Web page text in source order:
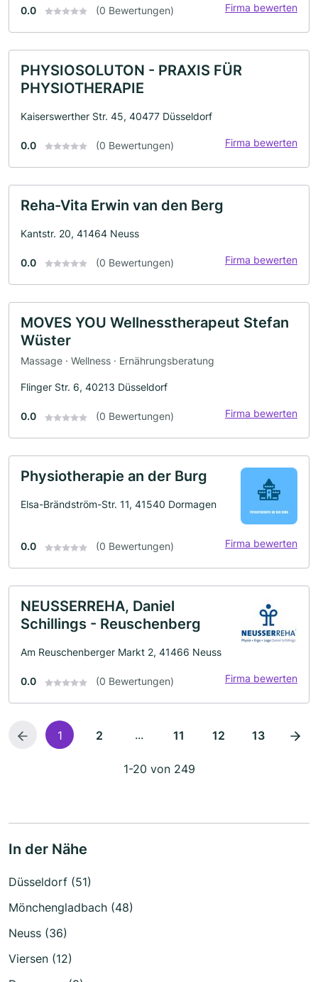
0.0 (0 Bewertungen) Firma bewerten
PHYSIOSOLUTON - PRAXIS FÜR
PHYSIOTHERAPIE
Kaiserswerther Str. 45, 40477 Düsseldorf
0.0 (0 Bewertungen) Firma bewerten
Reha-Vita Erwin van den Berg
Kantstr. 20, 41464 Neuss
0.0 (0 Bewertungen) Firma bewerten
MOVES YOU Wellnesstherapeut Stefan
Wüster
Massage · Wellness · Ernährungsberatung
Flinger Str. 6, 40213 Düsseldorf
0.0 (0 Bewertungen) Firma bewerten
Physiotherapie an der Burg
Elsa-Brändström-Str. 11, 41540 Dormagen
0.0 (0 Bewertungen) Firma bewerten
NEUSSERREHA, Daniel
Schillings - Reuschenberg
Am Reuschenberger Markt 2, 41466 Neuss
0.0 (0 Bewertungen) Firma bewerten
1 2 ... 11 12 13
1-20 von 249
In der Nähe
Düsseldorf (51)
Mönchengladbach (48)
Neuss (36)
Viersen (12)